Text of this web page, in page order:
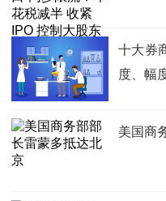
十大券
度、幅
美国商